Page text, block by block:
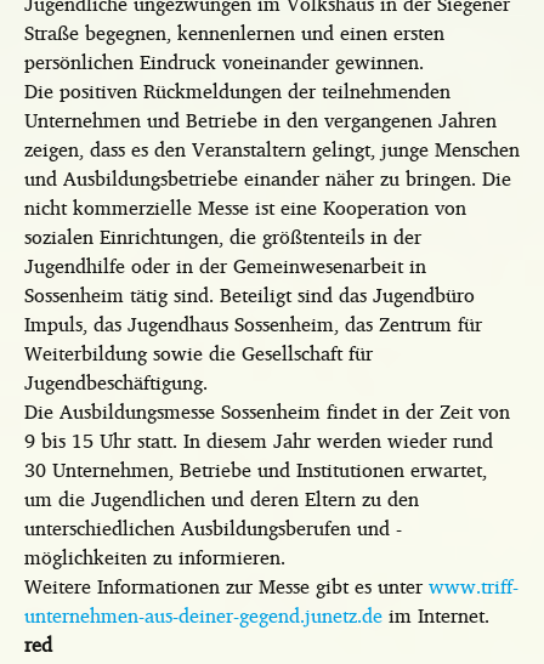
Straße begegnen, kennenlernen und einen ersten
persönlichen Eindruck voneinander gewinnen.
Die positiven Rückmeldungen der teilnehmenden
Unternehmen und Betriebe in den vergangenen Jahren
zeigen, dass es den Veranstaltern gelingt, junge Menschen
und Ausbildungsbetriebe einander näher zu bringen. Die
nicht kommerzielle Messe ist eine Kooperation von
sozialen Einrichtungen, die größtenteils in der
Jugendhilfe oder in der Gemeinwesenarbeit in
Sossenheim tätig sind. Beteiligt sind das Jugendbüro
Impuls, das Jugendhaus Sossenheim, das Zentrum für
Weiterbildung sowie die Gesellschaft für
Jugendbeschäftigung.
Die Ausbildungsmesse Sossenheim findet in der Zeit von
9 bis 15 Uhr statt. In diesem Jahr werden wieder rund
30 Unternehmen, Betriebe und Institutionen erwartet,
um die Jugendlichen und deren Eltern zu den
unterschiedlichen Ausbildungsberufen und -
möglichkeiten zu informieren.
Weitere Informationen zur Messe gibt es unterwww.triff-
unternehmen-aus-deiner-gegend.junetz.deim Internet.
red